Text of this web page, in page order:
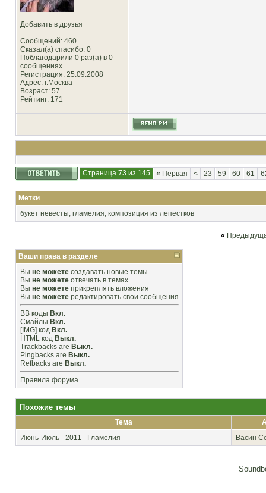
Добавить в друзья
Сообщений: 460
Сказал(а) спасибо: 0
Поблагодарили 0 раз(а) в 0
сообщениях
Регистрация: 25.09.2008
Адрес: г.Москва
Возраст: 57
Рейтинг: 171
Страница 73 из 145 « Первая < 23 59 60 61
Метки
букет невесты, гламелия, композиция из лепестков
«
Ваши права в разделе
Вы не можете создавать новые темы
Вы не можете отвечать в темах
Вы не можете прикреплять вложения
Вы не можете редактировать свои сообщения
BB коды Вкл.
Смайлы Вкл.
[IMG] код Вкл.
HTML код Выкл.
Trackbacks are Выкл.
Pingbacks are Выкл.
Refbacks are Выкл.
Правила форума
Похожие темы
Тема
Июнь-Июль - 2011 - Гламелия
Васин